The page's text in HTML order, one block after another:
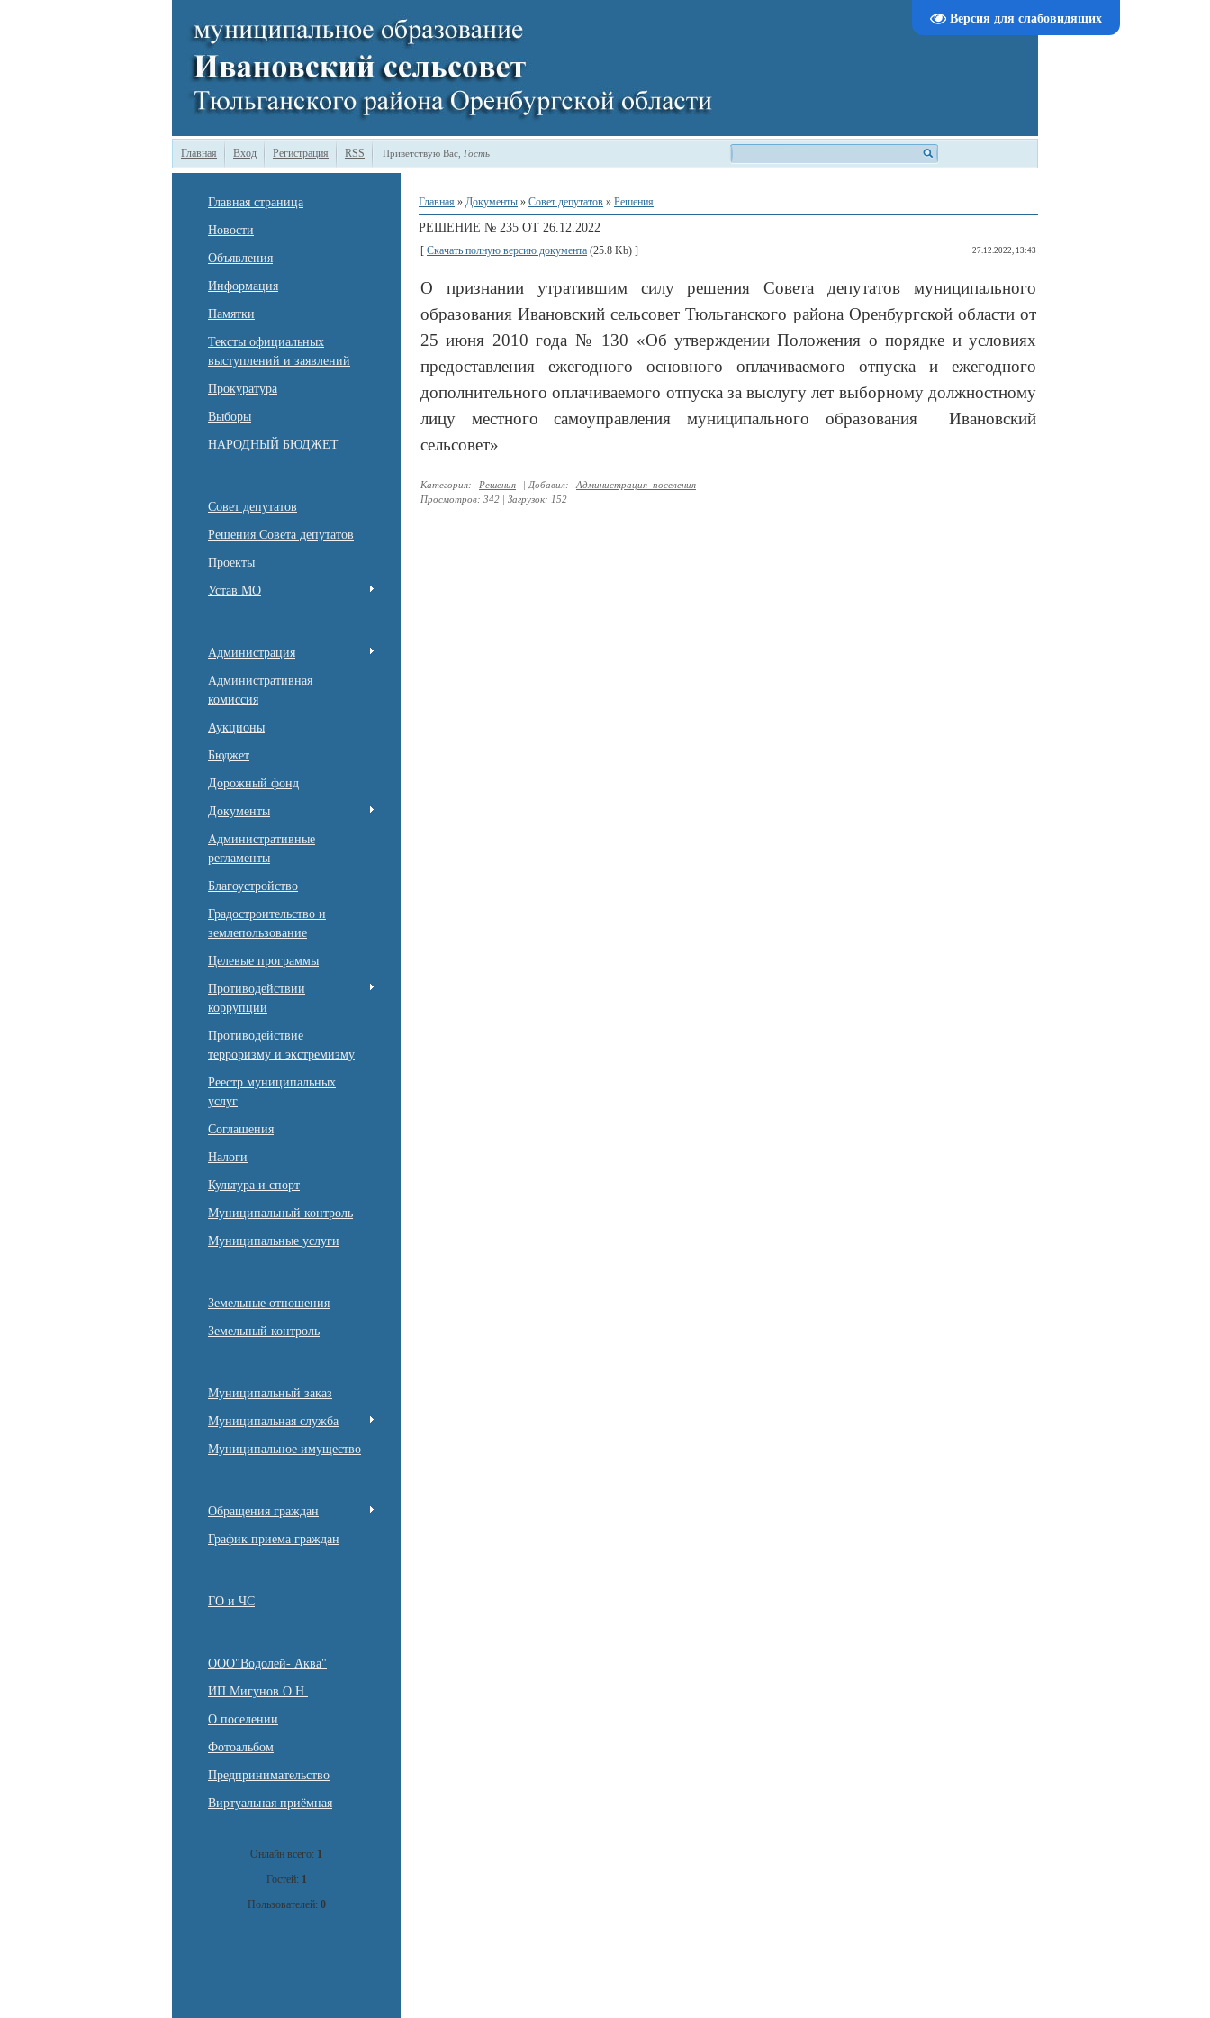
Версия для слабовидящих
Главная Вход Регистрация RSS Приветствую Вас Гость
Главная страница
Новости
Объявления
Информация
Памятки
Тексты официальных
выступлений и заявлений
Прокуратура
Выборы
НАРОДНЫЙ БЮДЖЕТ
Совет депутатов
Решения Совета депутатов
Проекты
Устав МО
Администрация
Административная
комиссия
Аукционы
Бюджет
Дорожный фонд
Документы
Административные
регламенты
Благоустройство
Градостроительство и
землепользование
Целевые программы
Противодействии
коррупции
Противодействие
терроризму и экстремизму
Реестр муниципальных
услуг
Соглашения
Налоги
Культура и спорт
Муниципальный контроль
Муниципальные услуги
Земельные отношения
Земельный контроль
Муниципальный заказ
Муниципальная служба
Муниципальное имущество
Обращения граждан
График приема граждан
ГО и ЧС
ООО"Водолей- Аква"
ИП Мигунов О.Н.
О поселении
Фотоальбом
Предпринимательство
Виртуальная приёмная
Онлайн всего: 1
Гостей: 1
Пользователей: 0
Главная » Документы » Совет депутатов » Решения
РЕШЕНИЕ № 235 ОТ 26.12.2022
[ Скачать полную версию документа (25.8 Kb) ] 27.12.2022, 13:43
О признании утратившим силу решения Совета депутатов муниципального
образования Ивановский сельсовет Тюльганского района Оренбургской области от
25 июня 2010 года № 130 «Об утверждении Положения о порядке и условиях
предоставления ежегодного основного оплачиваемого отпуска и ежегодного
дополнительного оплачиваемого отпуска за выслугу лет выборному должностному
лицу местного самоуправления муниципального образования Ивановский
сельсовет»
Категория: Решения | Добавил:
Администрация_поселения
Просмотров: 342 | Загрузок: 152